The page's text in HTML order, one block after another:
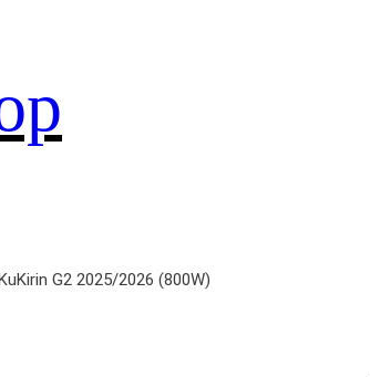
G2 2025/2026 (800W)